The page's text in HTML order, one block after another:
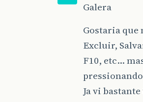
Galera
Gostaria que
Excluir,
F10, etc…
Ja vi